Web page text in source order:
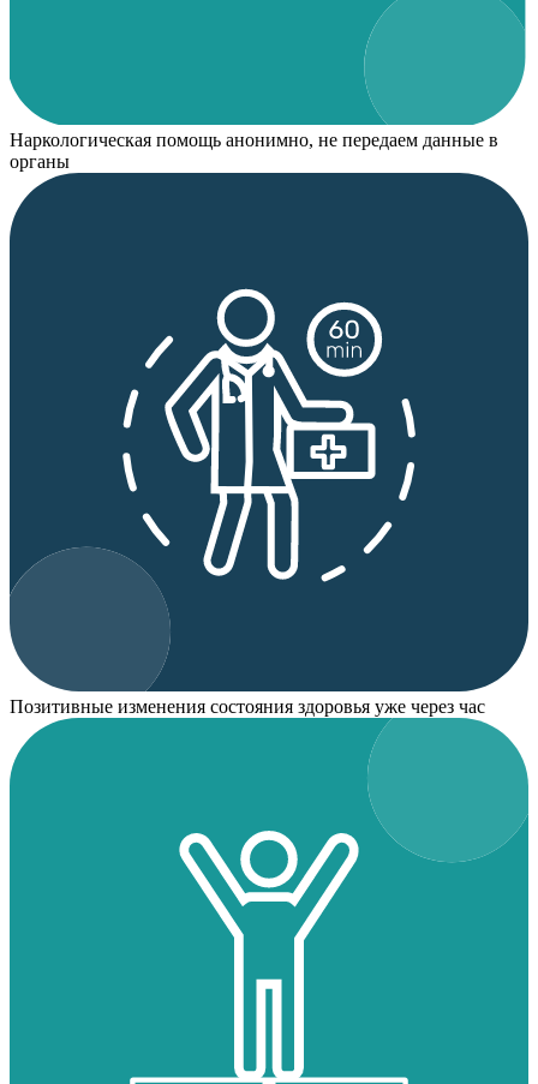
Наркологическая помощь анонимно, не передаем данные в
органы
Позитивные изменения состояния здоровья уже через час